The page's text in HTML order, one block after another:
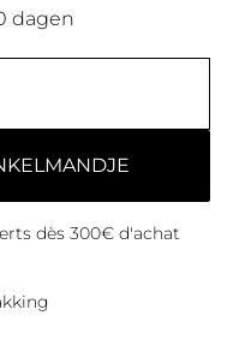
dagen
dès 300€ d'achat